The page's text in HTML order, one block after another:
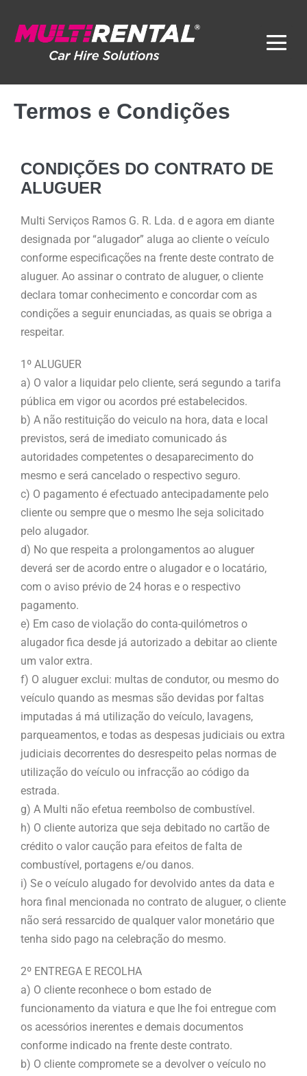
Termos e Condições
CONDIÇÕES DO CONTRATO DE
ALUGUER
Multi Serviços Ramos G. R. Lda. d e agora em diante
designada por “alugador” aluga ao cliente o veículo
conforme especificações na frente deste contrato de
aluguer. Ao assinar o contrato de aluguer, o cliente
declara tomar conhecimento e concordar com as
condições a seguir enunciadas, as quais se obriga a
respeitar.
1º ALUGUER
a) O valor a liquidar pelo cliente, será segundo a tarifa
pública em vigor ou acordos pré estabelecidos.
b) A não restituição do veiculo na hora, data e local
previstos, será de imediato comunicado ás
autoridades competentes o desaparecimento do
mesmo e será cancelado o respectivo seguro.
c) O pagamento é efectuado antecipadamente pelo
cliente ou sempre que o mesmo lhe seja solicitado
pelo alugador.
d) No que respeita a prolongamentos ao aluguer
deverá ser de acordo entre o alugador e o locatário,
com o aviso prévio de 24 horas e o respectivo
pagamento.
e) Em caso de violação do conta-quilómetros o
alugador fica desde já autorizado a debitar ao cliente
um valor extra.
f) O aluguer exclui: multas de condutor, ou mesmo do
veículo quando as mesmas são devidas por faltas
imputadas á má utilização do veículo, lavagens,
parqueamentos, e todas as despesas judiciais ou extra
judiciais decorrentes do desrespeito pelas normas de
utilização do veículo ou infracção ao código da
estrada.
g) A Multi não efetua reembolso de combustível.
h) O cliente autoriza que seja debitado no cartão de
crédito o valor caução para efeitos de falta de
combustível, portagens e/ou danos.
i) Se o veículo alugado for devolvido antes da data e
hora final mencionada no contrato de aluguer, o cliente
não será ressarcido de qualquer valor monetário que
tenha sido pago na celebração do mesmo.
2º ENTREGA E RECOLHA
a) O cliente reconhece o bom estado de
funcionamento da viatura e que lhe foi entregue com
os acessórios inerentes e demais documentos
conforme indicado na frente deste contrato.
b) O cliente compromete se a devolver o veículo no